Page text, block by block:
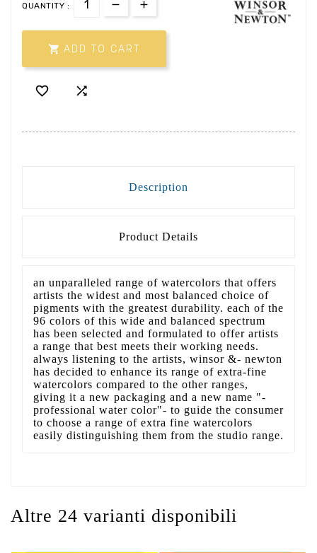
QUANTITY :
 ADD TO CART
 
Description
Product Details
an unparalleled range of watercolors that offers
artists the widest and most balanced choice of
pigments with the greatest durability. each of the
96 colors of this wide and balanced spectrum
has been selected and formulated to offer artists
a range that best meets their working needs.
always listening to the artists, winsor &- newton
has decided to enhance its range of extra-fine
watercolors compared to the other ranges,
giving it a new packaging and a new name "-
professional water color"- to guide the consumer
to choose a range of extra fine watercolors
easily distinguishing them from the studio range.
Altre 24 varianti disponibili